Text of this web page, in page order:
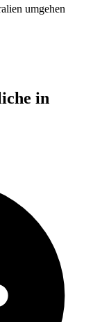
umgehen
in